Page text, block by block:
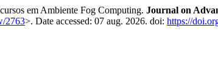
em Ambiente Fog Computing. Journal on
2763>. Date accessed: 07 aug. 2026. doi: https://